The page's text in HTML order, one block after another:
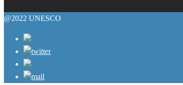
@2022 UNESCO